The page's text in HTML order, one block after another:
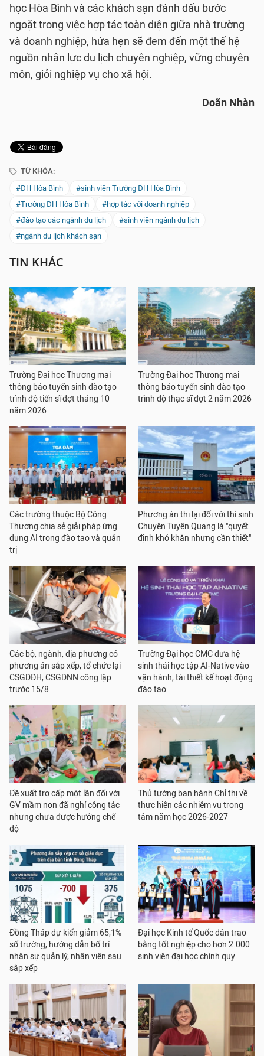
học Hòa Bình và các khách sạn đánh dấu bước
ngoặt trong việc hợp tác toàn diện giữa nhà trường
và doanh nghiệp, hứa hẹn sẽ đem đến một thế hệ
nguồn nhân lực du lịch chuyên nghiệp, vững chuyên
môn, giỏi nghiệp vụ cho xã hội.
Doãn Nhàn
TỪ KHÓA:
#ĐH Hòa Bình
#sinh viên Trường ĐH Hòa Bình
#Trường ĐH Hòa Bình
#hợp tác với doanh nghiệp
#đào tạo các ngành du lịch
#sinh viên ngành du lịch
#ngành du lịch khách sạn
TIN KHÁC
Trường Đại học Thương mại
thông báo tuyển sinh đào tạo
trình độ tiến sĩ đợt tháng 10
năm 2026
Trường Đại học Thương mại
thông báo tuyển sinh đào tạo
trình độ thạc sĩ đợt 2 năm 2026
Các trường thuộc Bộ Công
Thương chia sẻ giải pháp ứng
dụng AI trong đào tạo và quản
trị
Phương án thi lại đối với thí sinh
Chuyên Tuyên Quang là "quyết
định khó khăn nhưng cần thiết"
Các bộ, ngành, địa phương có
phương án sắp xếp, tổ chức lại
CSGDĐH, CSGDNN công lập
trước 15/8
Trường Đại học CMC đưa hệ
sinh thái học tập AI-Native vào
vận hành, tái thiết kế hoạt động
đào tạo
Đề xuất trợ cấp một lần đối với
GV mầm non đã nghỉ công tác
nhưng chưa được hưởng chế
độ
Thủ tướng ban hành Chỉ thị về
thực hiện các nhiệm vụ trọng
tâm năm học 2026-2027
Đồng Tháp dự kiến giảm 65,1%
số trường, hướng dẫn bố trí
nhân sự quản lý, nhân viên sau
sắp xếp
Đại học Kinh tế Quốc dân trao
bằng tốt nghiệp cho hơn 2.000
sinh viên đại học chính quy